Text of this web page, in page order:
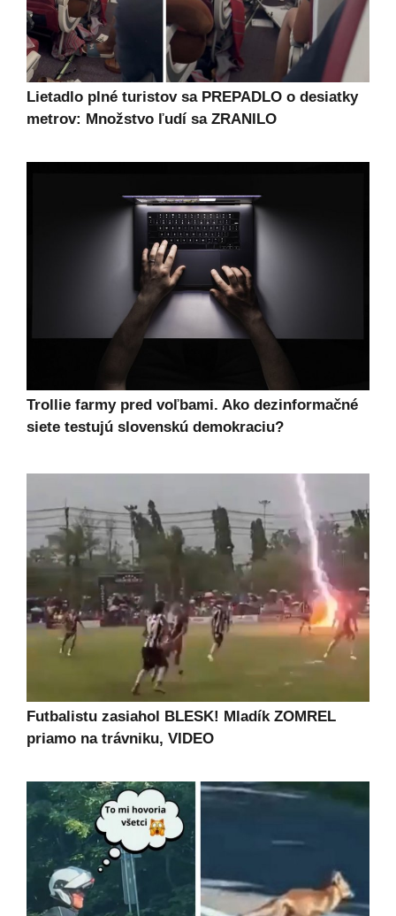
Lietadlo plné turistov sa PREPADLO o desiatky
metrov: Množstvo ľudí sa ZRANILO
Trollie farmy pred voľbami. Ako dezinformačné
siete testujú slovenskú demokraciu?
Futbalistu zasiahol BLESK! Mladík ZOMREL
priamo na trávniku, VIDEO